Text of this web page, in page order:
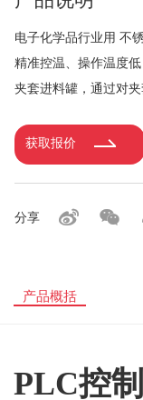
电子化学品行业用 不
精准控温、操作温度
夹套进料罐，通过对
获取报价
分享
产品概括
PLC控